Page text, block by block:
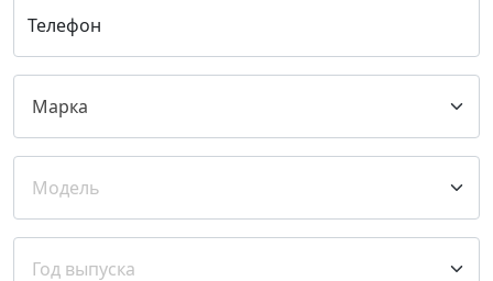
Телефон